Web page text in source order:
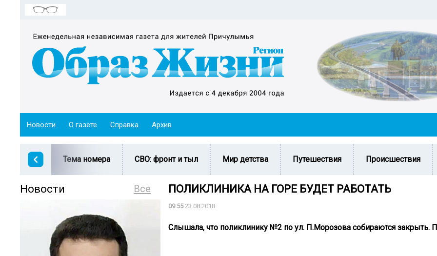
Новости О газете Справка Архив
Тема номера СВО: фронт и тыл Мир детства Путешествия Происшествия
Все
Новости ПОЛИКЛИНИКА НА ГОРЕ БУДЕТ РАБОТАТЬ
09:5523.08.2018
Слышала, что поликлинику №2 по ул. П.Морозова собираются закрыть.